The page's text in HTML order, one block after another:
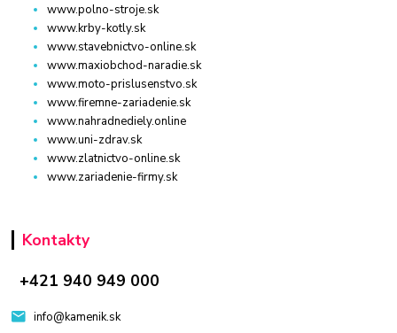
www.polno-stroje.sk
www.krby-kotly.sk
www.stavebnictvo-online.sk
www.maxiobchod-naradie.sk
www.moto-prislusenstvo.sk
www.firemne-zariadenie.sk
www.nahradnediely.online
www.uni-zdrav.sk
www.zlatnictvo-online.sk
www.zariadenie-firmy.sk
Kontakty
+421 940 949 000
info@kamenik.sk